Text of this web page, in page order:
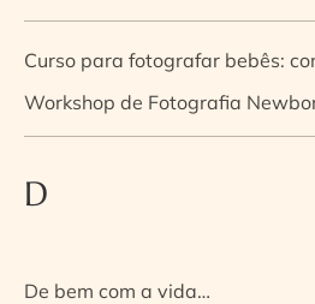
Curso para fotografar bebês:
Workshop de Fotografia
D
De bem com a vida…